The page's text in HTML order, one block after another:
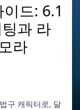
드: 6.1
과 라
라
구 캐릭터로, 달